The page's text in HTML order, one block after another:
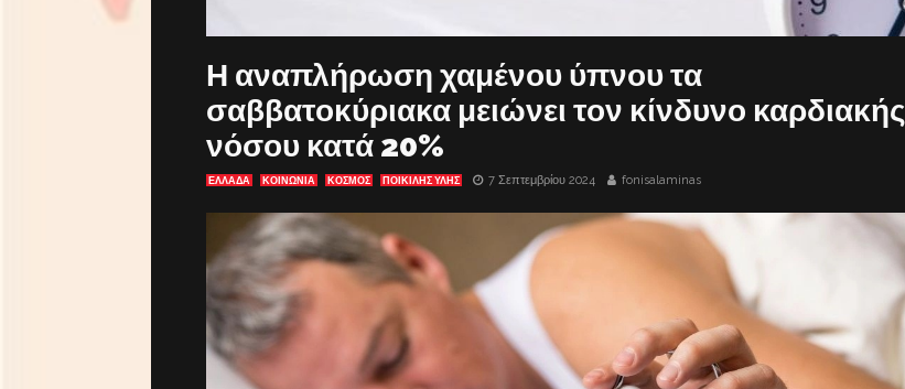
Η αναπλήρωση χαμένου ύπνου τα
σαββατοκύριακα μειώνει τον κίνδυνο καρδιακής
νόσου κατά 20%
ΕΛΛΑΔΑ ΚΟΙΝΩΝΙΑ ΚΟΣΜΟΣ ΠΟΙΚΙΛΗΣ ΥΛΗΣ 7 Σεπτεμβρίου 2024 fonisalaminas